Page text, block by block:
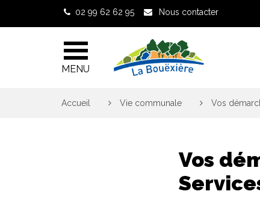
02 99 62 62 95 Nous contacter
MENU
Accueil Vie communale Vos
Vos